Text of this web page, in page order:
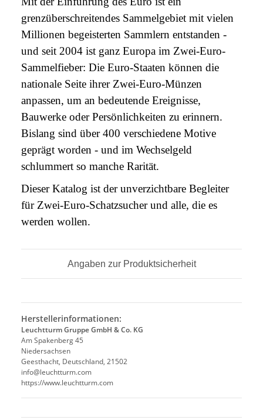
grenzüberschreitendes Sammelgebiet mit vielen
Millionen begeisterten Sammlern entstanden -
und seit 2004 ist ganz Europa im Zwei-Euro-
Sammelfieber: Die Euro-Staaten können die
nationale Seite ihrer Zwei-Euro-Münzen
anpassen, um an bedeutende Ereignisse,
Bauwerke oder Persönlichkeiten zu erinnern.
Bislang sind über 400 verschiedene Motive
geprägt worden - und im Wechselgeld
schlummert so manche Rarität.
Dieser Katalog ist der unverzichtbare Begleiter
für Zwei-Euro-Schatzsucher und alle, die es
werden wollen.
Angaben zur Produktsicherheit
Herstellerinformationen:
Leuchtturm Gruppe GmbH & Co. KG
Am Spakenberg 45
Niedersachsen
Geesthacht, Deutschland, 21502
info@leuchtturm.com
https://www.leuchtturm.com